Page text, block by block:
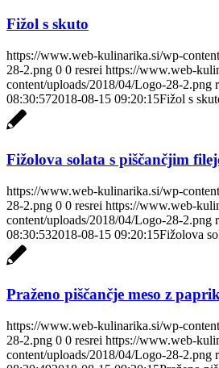
Fižol s skuto
https://www.web-kulinarika.si/wp-
28-2.png 0 0 resrei https://www.web-
content/uploads/2018/04/Logo-28-2.png
08:30:572018-08-15 09:20:15Fižol s
Fižolova solata s piščančjim
https://www.web-kulinarika.si/wp-
28-2.png 0 0 resrei https://www.web-
content/uploads/2018/04/Logo-28-2.png
08:30:532018-08-15 09:20:15Fižolova
Praženo piščančje meso z
https://www.web-kulinarika.si/wp-
28-2.png 0 0 resrei https://www.web-
content/uploads/2018/04/Logo-28-2.png